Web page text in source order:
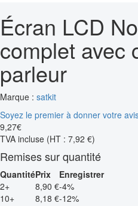
Écran LCD
complet avec
parleur
Marque : satkit
Soyez le premier à donner votre
9,27€
TVA incluse (HT : 7,92 €)
Remises sur quantité
QuantitéPrix
Enregistrer
2+
8,90 €-4%
10+
8,18 €-12%